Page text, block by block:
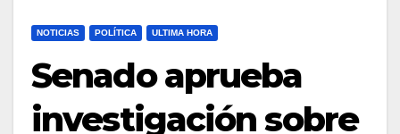
NOTICIAS POLÍTICA ULTIMA HORA
Senado aprueba
investigación sobre